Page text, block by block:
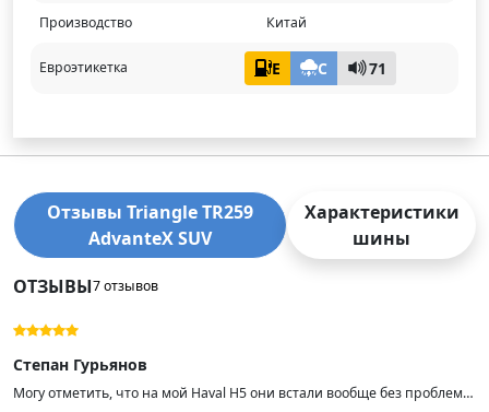
Производство Китай
Евроэтикетка E C 71
Отзывы Triangle TR259
AdvanteX SUV
Характеристики
шины
ОТЗЫВЫ7 отзывов
Степан Гурьянов
Могу отметить, что на мой Haval H5 они встали вообще без проблем.